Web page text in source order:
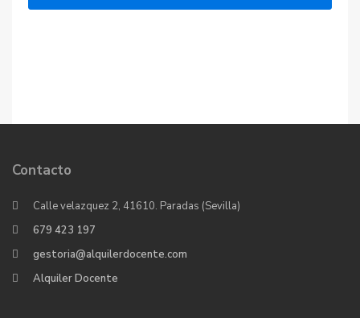
Contacto
Calle velazquez 2, 41610. Paradas (Sevilla)
679 423 197
gestoria@alquilerdocente.com
Alquiler Docente